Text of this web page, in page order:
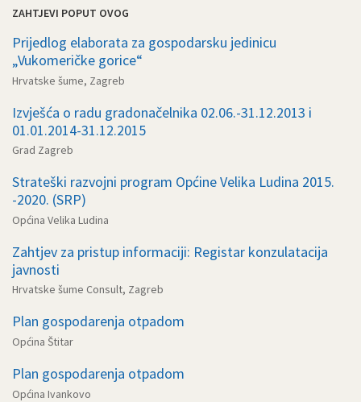
ZAHTJEVI POPUT OVOG
Prijedlog elaborata za gospodarsku jedinicu
„Vukomeričke gorice“
Hrvatske šume, Zagreb
Izvješća o radu gradonačelnika 02.06.-31.12.2013 i
01.01.2014-31.12.2015
Grad Zagreb
Strateški razvojni program Općine Velika Ludina 2015.
-2020. (SRP)
Općina Velika Ludina
Zahtjev za pristup informaciji: Registar konzulatacija
javnosti
Hrvatske šume Consult, Zagreb
Plan gospodarenja otpadom
Općina Štitar
Plan gospodarenja otpadom
Općina Ivankovo